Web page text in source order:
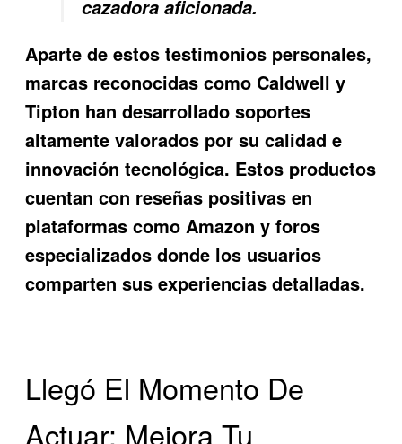
cazadora aficionada.
Aparte de estos testimonios personales,
marcas reconocidas como Caldwell y
Tipton han desarrollado soportes
altamente valorados por su calidad e
innovación tecnológica. Estos productos
cuentan con reseñas positivas en
plataformas como Amazon y foros
especializados donde los usuarios
comparten sus experiencias detalladas.
Llegó El Momento De
Actuar: Mejora Tu